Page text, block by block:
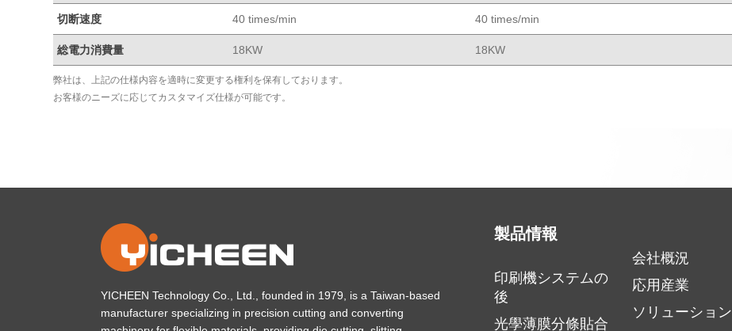
切断速度 40 times/min 40 times/min
総電力消費量 18KW 18KW
弊社は、上記の仕様内容を適時に変更する権利を保有しております。
お客様のニーズに応じてカスタマイズ仕様が可能です。
YICHEEN Technology Co., Ltd., founded in 1979, is a Taiwan-based
manufacturer specializing in precision cutting and converting
製品情報
印刷機システムの
後
光學薄膜分條貼合
会社概況
応用産業
ソリューション